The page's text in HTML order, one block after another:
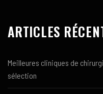
ARTICLES
Meilleures cliniques de
sélection